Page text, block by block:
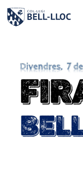
Bell-lloc
educativas